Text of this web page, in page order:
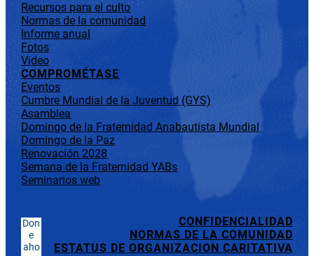
Recursos para el culto
Normas de la comunidad
Informe anual
Fotos
Video
COMPROMÉTASE
Eventos
Cumbre Mundial de la Juventud (GYS)
Asamblea
Domingo de la Fraternidad Anabautista Mundial
Domingo de la Paz
Renovación 2028
Semana de la Fraternidad YABs
Seminarios web
Don
e
aho
CONFIDENCIALIDAD
NORMAS DE LA COMUNIDAD
ESTATUS DE ORGANIZACION CARITATIVA